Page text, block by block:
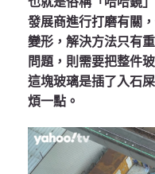
發展商進行打磨有關
變形，解決方法只有
問題，則需要把整件
這塊玻璃是插了入石
煩一點。